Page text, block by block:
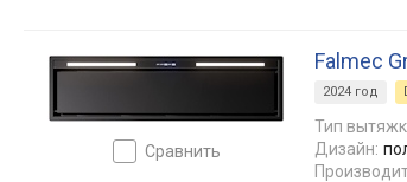
сравнить
Falmec
2024 год
Тип
Дизайн: